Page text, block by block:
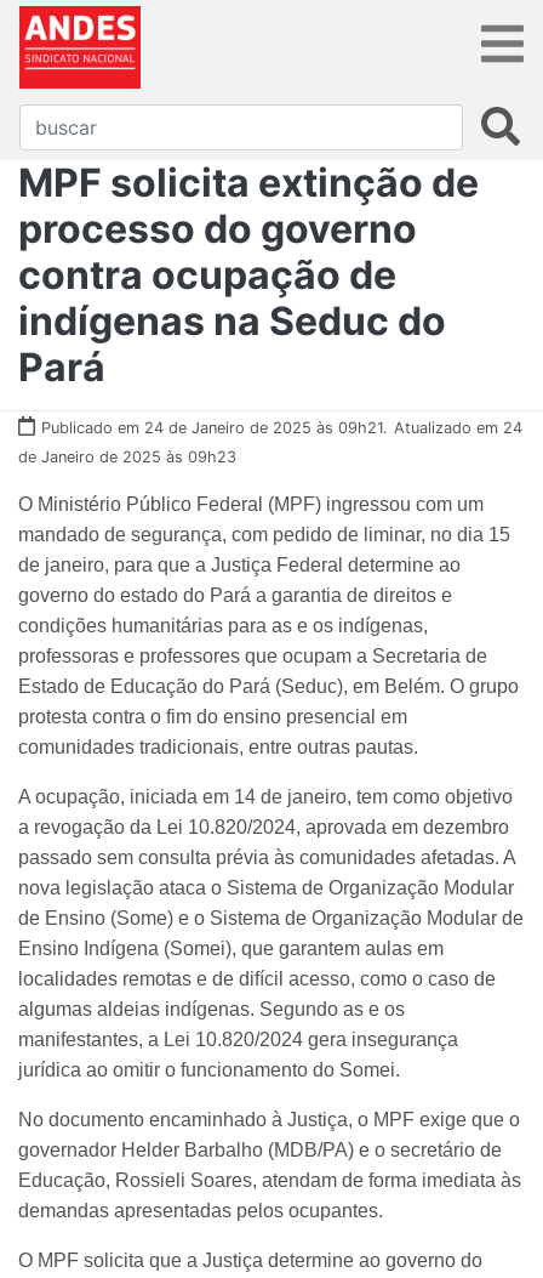
MPF solicita extinção de
processo do governo
contra ocupação de
indígenas na Seduc do
Pará
Publicado em 24 de Janeiro de 2025 às 09h21. Atualizado em 24
de Janeiro de 2025 às 09h23
O Ministério Público Federal (MPF) ingressou com um
mandado de segurança, com pedido de liminar, no dia 15
de janeiro, para que a Justiça Federal determine ao
governo do estado do Pará a garantia de direitos e
condições humanitárias para as e os indígenas,
professoras e professores que ocupam a Secretaria de
Estado de Educação do Pará (Seduc), em Belém. O grupo
protesta contra o fim do ensino presencial em
comunidades tradicionais, entre outras pautas.
A ocupação, iniciada em 14 de janeiro, tem como objetivo
a revogação da Lei 10.820/2024, aprovada em dezembro
passado sem consulta prévia às comunidades afetadas. A
nova legislação ataca o Sistema de Organização Modular
de Ensino (Some) e o Sistema de Organização Modular de
Ensino Indígena (Somei), que garantem aulas em
localidades remotas e de difícil acesso, como o caso de
algumas aldeias indígenas. Segundo as e os
manifestantes, a Lei 10.820/2024 gera insegurança
jurídica ao omitir o funcionamento do Somei.
No documento encaminhado à Justiça, o MPF exige que o
governador Helder Barbalho (MDB/PA) e o secretário de
Educação, Rossieli Soares, atendam de forma imediata às
demandas apresentadas pelos ocupantes.
O MPF solicita que a Justiça determine ao governo do